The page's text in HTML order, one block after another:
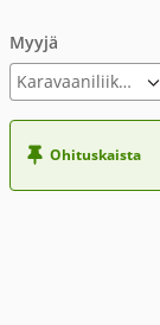
Myyjä
Karavaaniliikkeet
Ohituskaista